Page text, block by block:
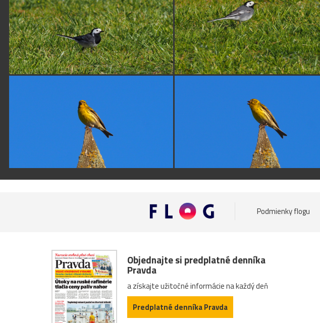
Podmienky flogu
Objednajte si predplatné denníka
Pravda
a získajte užitočné informácie na každý deň
Predplatné denníka Pravda